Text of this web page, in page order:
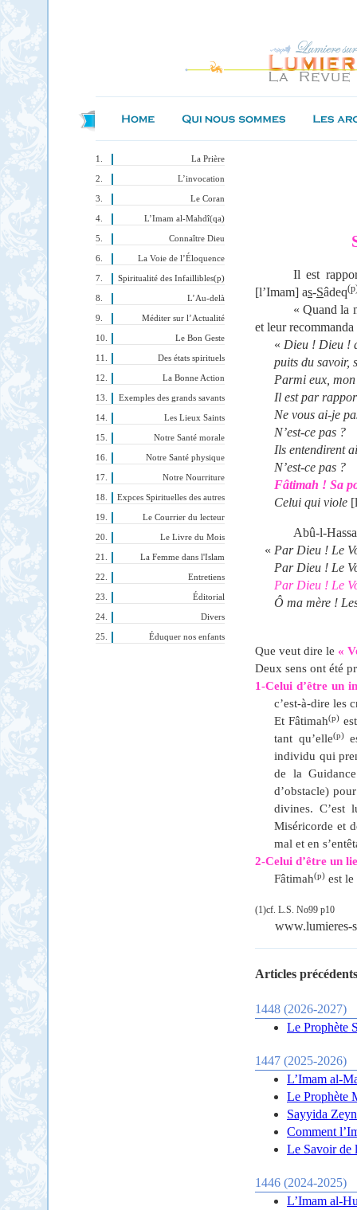
La Prière
L’invocation
Le Coran
L’Imam al-Mahdî(qa)
Connaître Dieu
La Voie de l’Éloquence
Spiritualité des Infaillibles(p)
L’Au-delà
Méditer sur l’Actualité
Le Bon Geste
Des états spirituels
La Bonne Action
Exemples des grands savants
Les Lieux Saints
Notre Santé morale
Notre Santé physique
Notre Nourriture
Expces Spirituelles des autres
Le Courrier du lecteur
Le Livre du Mois
La Femme dans l'Islam
Entretiens
Éditorial
Divers
Éduquer nos enfants
Il est
[l’Imam] as-Sâdeq
« Quand la
et leur recommanda
« Dieu ! Dieu !
puits du savoir,
Parmi eux,
Il est par
Ne vous ai-je
N’est-ce pas ?
Ils entendirent
N’est-ce pas ?
Fâtimah ! Sa
Celui qui viole
Abû-l-
« Par Dieu ! Le
Par Dieu ! Le
Par Dieu ! Le
Ô ma mère !
Que veut dire le «
Deux sens ont été
1-Celui d’être un
c’est-à-dire les
Et Fâtimah(p)
tant qu’elle(p)
individu qui
de la
d’obstacle)
divines. C’est
Miséricorde et
mal et en
2-Celui d’être un
Fâtimah(p) est
(1)cf. L.S. No99 p10
www.lumieres-
Articles
1448 (2026-2027)
Le Prophète
1447 (2025-2026)
L’Imam al-
Le Prophète
Sayyida
Comment
Le Savoir de
1446 (2024-2025)
L’Imam al-